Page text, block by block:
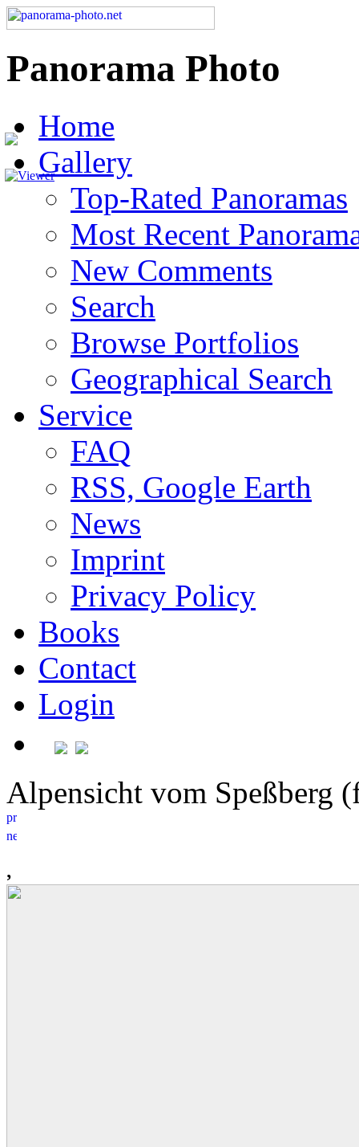
Panorama Photo
Home
Gallery
Top-Rated Panoramas
Most Recent
New Comments
Search
Browse Portfolios
Geographical Search
Service
FAQ
RSS, Google Earth
News
Imprint
Privacy Policy
Books
Contact
Login
Alpensicht vom